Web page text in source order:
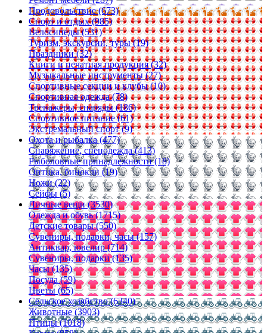
Продовольствие (673)
Спорт и отдых (985)
Велосипеды (531)
Туризм, экскурсии, туры (19)
Праздники (32)
Книги и печатная продукция (32)
Музыкальные инструменты (27)
Спортивные секции и клубы (10)
Спортивная одежда (78)
Тренажеры, снаряды (186)
Спортивное питание (61)
Экстремальный спорт (9)
Охота и рыбалка (477)
Снаряжение, спецодежда (413)
Рыболовные принадлежности (18)
Оптика, бинокли (19)
Ножи (22)
Сейфы (5)
Личные вещи (3530)
Одежда и обувь (1715)
Детские товары (550)
Сувениры, подарки, часы (157)
Антиквар, ювелир (714)
Сувениры, подарки (135)
Часы (135)
Посуда (59)
Цветы (65)
Сельское хозяйство (6340)
Животные (3903)
Птицы (1018)